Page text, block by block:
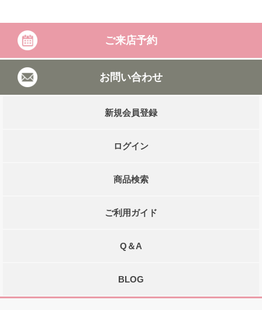
ご来店予約
お問い合わせ
新規会員登録
ログイン
商品検索
ご利用ガイド
Q＆A
BLOG